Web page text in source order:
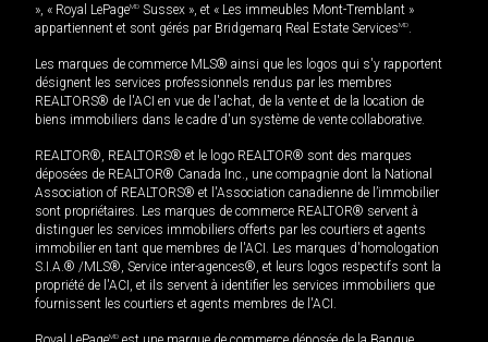
», « Royal LePageMD Sussex », et « Les immeubles Mont-Tremblant »
appartiennent et sont gérés par Bridgemarq Real Estate ServicesMD
Les marques de commerce MLS® ainsi que les logos qui s'y rapportent
désignent les services professionnels rendus par les membres
REALTORS® de l'ACI en vue de l'achat, de la vente et de la location de
biens immobiliers dans le cadre d'un système de vente collaborative.
REALTOR®, REALTORS® et le logo REALTOR® sont des marques
déposées de REALTOR® Canada Inc., une compagnie dont la National
Association of REALTORS® et l'Association canadienne de l’immobilier
sont propriétaires. Les marques de commerce REALTOR® servent à
distinguer les services immobiliers offerts par les courtiers et agents
immobilier en tant que membres de l'ACI. Les marques d'homologation
S.I.A.® /MLS®, Service inter-agences®, et leurs logos respectifs sont la
propriété de l'ACI, et ils servent à identifier les services immobiliers que
fournissent les courtiers et agents membres de l'ACI.
MD